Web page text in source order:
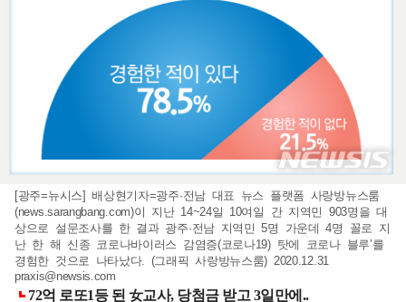
[광주=뉴시스] 배상현기자=광주·전남 대표 뉴스 플랫폼 사랑방뉴스룸
(news.sarangbang.com)이 지난 14~24일 10여일 간 지역민 903명을 대
상으로 설문조사를 한 결과 광주·전남 지역민 5명 가운데 4명 꼴로 지
난 한 해 신종 코로나바이러스 감염증(코로나19) 탓에 코로나 블루’를
경험한 것으로 나타났다. (그래픽 사랑방뉴스룸) 2020.12.31
praxis@newsis.com